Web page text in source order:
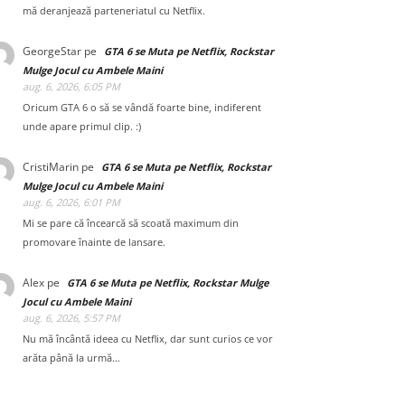
mă deranjează parteneriatul cu Netflix.
GeorgeStar pe
GTA 6 se Muta pe Netflix, Rockstar
Mulge Jocul cu Ambele Maini
aug. 6, 2026, 6:05 PM
Oricum GTA 6 o să se vândă foarte bine, indiferent
unde apare primul clip. :)
CristiMarin pe
GTA 6 se Muta pe Netflix, Rockstar
Mulge Jocul cu Ambele Maini
aug. 6, 2026, 6:01 PM
Mi se pare că încearcă să scoată maximum din
promovare înainte de lansare.
Alex pe
GTA 6 se Muta pe Netflix, Rockstar Mulge
Jocul cu Ambele Maini
aug. 6, 2026, 5:57 PM
Nu mă încântă ideea cu Netflix, dar sunt curios ce vor
arăta până la urmă...